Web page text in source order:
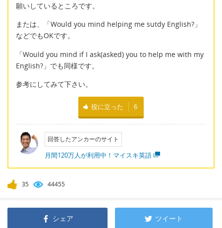
願いしているところです。
または、「Would you mind helping me sutdy English?」
などでもOKです。
「Would you mind if I ask(asked) you to help me with my
English?」でも同様です。
参考にしてみて下さい。
役に立った 6
回答したアンカーのサイト
月間120万人が利用中！マイスキ英語
35 44455
シェア ツイート